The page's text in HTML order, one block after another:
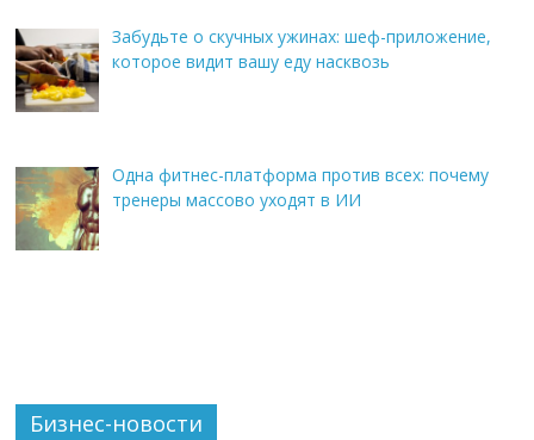
Забудьте о скучных ужинах: шеф-приложение,
которое видит вашу еду насквозь
Одна фитнес-платформа против всех: почему
тренеры массово уходят в ИИ
Бизнес-новости